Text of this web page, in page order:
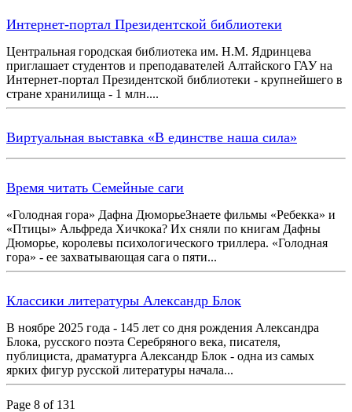
Интернет-портал Президентской библиотеки
Центральная городская библиотека им. Н.М. Ядринцева
приглашает студентов и преподавателей Алтайского ГАУ на
Интернет-портал Президентской библиотеки - крупнейшего в
стране хранилища - 1 млн....
Виртуальная выставка «В единстве наша сила»
Время читать Семейные саги
«Голодная гора» Дафна ДюморьеЗнаете фильмы «Ребекка» и
«Птицы» Альфреда Хичкока? Их сняли по книгам Дафны
Дюморье, королевы психологического триллера. «Голодная
гора» - ее захватывающая сага о пяти...
Классики литературы Александр Блок
В ноябре 2025 года - 145 лет со дня рождения Александра
Блока, русского поэта Серебряного века, писателя,
публициста, драматурга Александр Блок - одна из самых
ярких фигур русской литературы начала...
Page 8 of 131